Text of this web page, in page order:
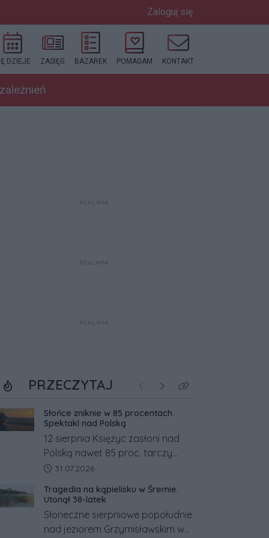
Zaloguj się
DZIEJE ZASIĘG BAZAREK POMAGAM KONTAKT
REKLAMA
REKLAMA
REKLAMA
PRZECZYTAJ Poprzednie
NastępneKliknij aby zobaczyć
Słońce zniknie w 85 procentach.
Spektakl nad Polską
12 sierpnia Księżyc zasłoni nad
Polską nawet 85 proc. tarczy
Słońca. Największe zaćmienie od
27 lat przypadnie tuż przed
zachodem.
Data dodania artykułu:
31.07.2026
Tragedia na kąpielisku w Śremie.
Utonął 38-latek
Słoneczne sierpniowe popołudnie
nad jeziorem Grzymisławskim w